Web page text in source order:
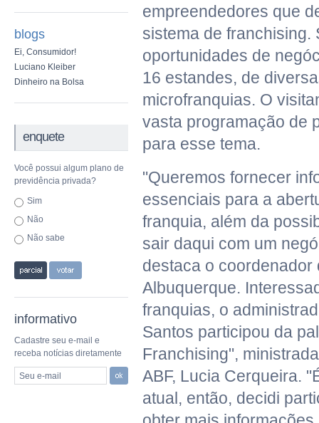
blogs
Ei, Consumidor!
Luciano Kleiber
Dinheiro na Bolsa
enquete
Você possui algum plano de
previdência privada?
Sim
Não
Não sabe
informativo
Cadastre seu e-mail e
receba notícias diretamente
Seu e-mail
empreendedores que
sistema de franchising.
oportunidades de
16 estandes, de
microfranquias. O
vasta programação de
para esse tema.
"Queremos fornecer
essenciais para a
franquia, além da
sair daqui com um
destaca o coordenador
Albuquerque.
franquias, o
Santos participou da
Franchising",
ABF, Lucia Cerqueira.
atual, então, decidi